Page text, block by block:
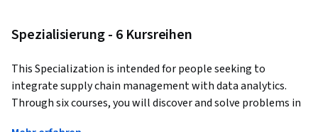
Spezialisierung - 6 Kursreihen
This Specialization is intended for people seeking to
integrate supply chain management with data analytics.
Through six courses, you will discover and solve problems in